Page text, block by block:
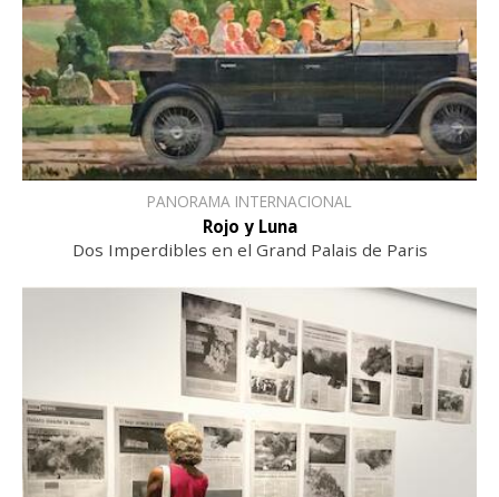
PANORAMA INTERNACIONAL
Rojo y Luna
Dos Imperdibles en el Grand Palais de Paris